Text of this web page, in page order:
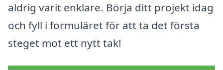
aldrig varit enklare. Börja ditt projekt idag
och fyll i formuläret för att ta det första
steget mot ett nytt tak!